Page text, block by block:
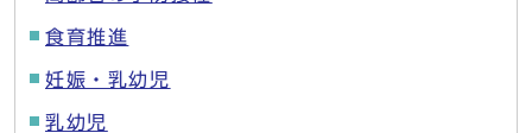
食育推進
妊娠・乳幼児
乳幼児